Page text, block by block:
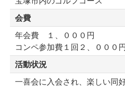
会費
年会費 １、０００円
コンペ参加費１回２、０００
活動状況
一喜会に入会され、楽しい同